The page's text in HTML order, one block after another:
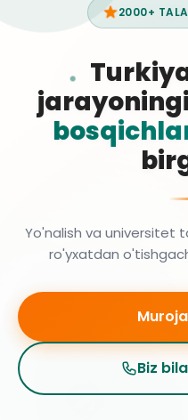
2000+
Yo'nalish va universitet
ro'yxatdan
Biz